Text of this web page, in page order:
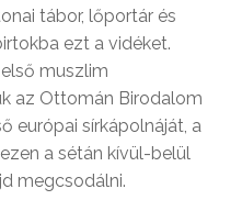
tábor, lőportár és
ezt a vidéket.
muszlim
az Ottomán Birodalom
európai sírkápolnáját, a
a sétán kívül-belül
megcsodálni.